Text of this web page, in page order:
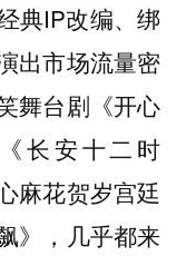
典IP改编、绑
出市场流量密
舞台剧《开心
长安十二时
麻花贺岁宫廷
》，几乎都来